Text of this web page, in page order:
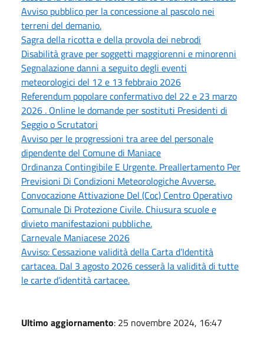
Avviso pubblico per la concessione al pascolo nei
terreni del demanio.
Sagra della ricotta e della provola dei nebrodi
Disabilità grave per soggetti maggiorenni e minorenni
Segnalazione danni a seguito degli eventi
meteorologici del 12 e 13 febbraio 2026
Referendum popolare confermativo del 22 e 23 marzo
2026 . Online le domande per sostituti Presidenti di
Seggio o Scrutatori
Avviso per le progressioni tra aree del personale
dipendente del Comune di Maniace
Ordinanza Contingibile E Urgente. Preallertamento Per
Previsioni Di Condizioni Meteorologiche Avverse.
Convocazione Attivazione Del (Coc) Centro Operativo
Comunale Di Protezione Civile. Chiusura scuole e
divieto manifestazioni pubbliche.
Carnevale Maniacese 2026
Avviso: Cessazione validità della Carta d’Identità
cartacea. Dal 3 agosto 2026 cesserà la validità di tutte
le carte d’identità cartacee.
Ultimo aggiornamento: 25 novembre 2024, 16:47